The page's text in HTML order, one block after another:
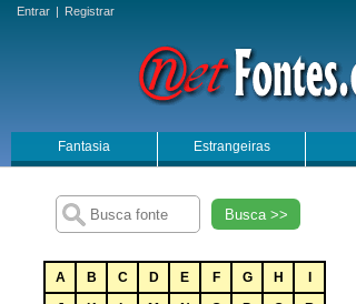
Entrar | Registrar
Fantasia Estrangeiras
Busca >>
A B C D E F G H